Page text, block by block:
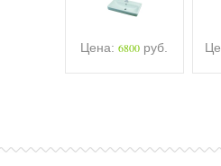
Цена: 6800 руб.